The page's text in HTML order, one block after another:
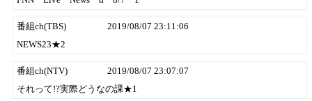
番組ch(TBS)
2019/08/07 23:11:06
NEWS23★2
番組ch(NTV)
2019/08/07 23:07:07
それって!?実際どうなの課★1